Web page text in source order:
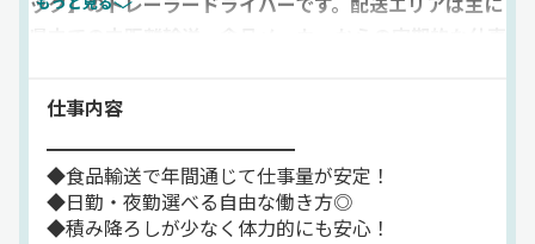
降ろしの負担も少なく、ドッキング便など身体への負荷
でき、自分のペースで働くことができます。景気の影響
を受けにくい食品配送のため、安定して長く働くことが
できます！また、充実した福利厚生も当社の魅力のひと
仕事内容
━━━━━━━━━━━━━
◆食品輸送で年間通じて仕事量が安定！
◆日勤・夜勤選べる自由な働き方◎
◆積み降ろしが少なく体力的にも安心！